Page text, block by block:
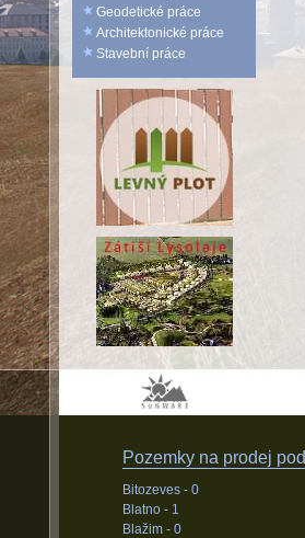
Geodetické práce
Architektonické práce
Stavební práce
Pozemky na prodej
Bitozeves - 0
Blatno - 1
Blažim - 0